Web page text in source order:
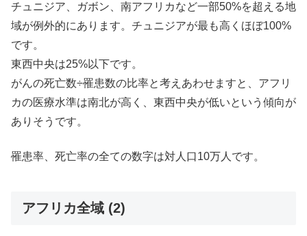
チュニジア、ガボン、南アフリカなど一部50%を超える地
域が例外的にあります。 チュニジアが最も高くほぼ100%
です。
東西中央は25%以下です。
がんの死亡数÷罹患数の比率と考えあわせますと、 アフリ
カの医療水準は南北が高く、 東西中央が低いという傾向が
ありそうです。
罹患率、死亡率の全ての数字は対人口10万人です。
アフリカ全域 (2)